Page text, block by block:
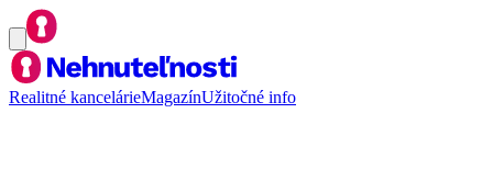
Realitné kancelárieMagazínUžitočné info